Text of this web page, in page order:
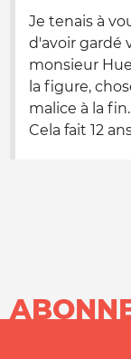
Je tenais à
d'avoir gardé
monsieur
la figure,
malice à la
Cela fait 12